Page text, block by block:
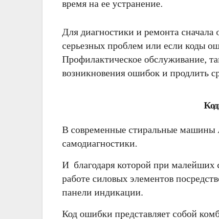
время на ее устранение.
Для диагностики и ремонта сначала
серьезных проблем или если коды
Профилактическое обслуживание,
возникновения ошибок и продлить
В современные стиральные машины
самодиагностики.
И благодаря которой при малейших
работе силовых элементов
панели индикации.
Код ошибки представляет собой